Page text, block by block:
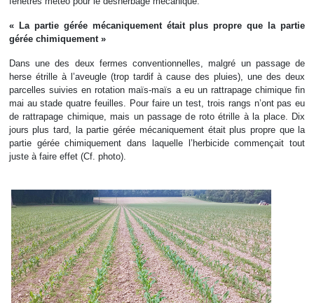
« La partie gérée mécaniquement était plus propre que la partie
gérée chimiquement »
Dans une des deux fermes conventionnelles, malgré un passage de
herse étrille à l’aveugle (trop tardif à cause des pluies), une des deux
parcelles suivies en rotation maïs-maïs a eu un rattrapage chimique fin
mai au stade quatre feuilles. Pour faire un test, trois rangs n’ont pas eu
de rattrapage chimique, mais un passage de roto étrille à la place. Dix
jours plus tard, la partie gérée mécaniquement était plus propre que la
partie gérée chimiquement dans laquelle l’herbicide commençait tout
juste à faire effet (Cf. photo).